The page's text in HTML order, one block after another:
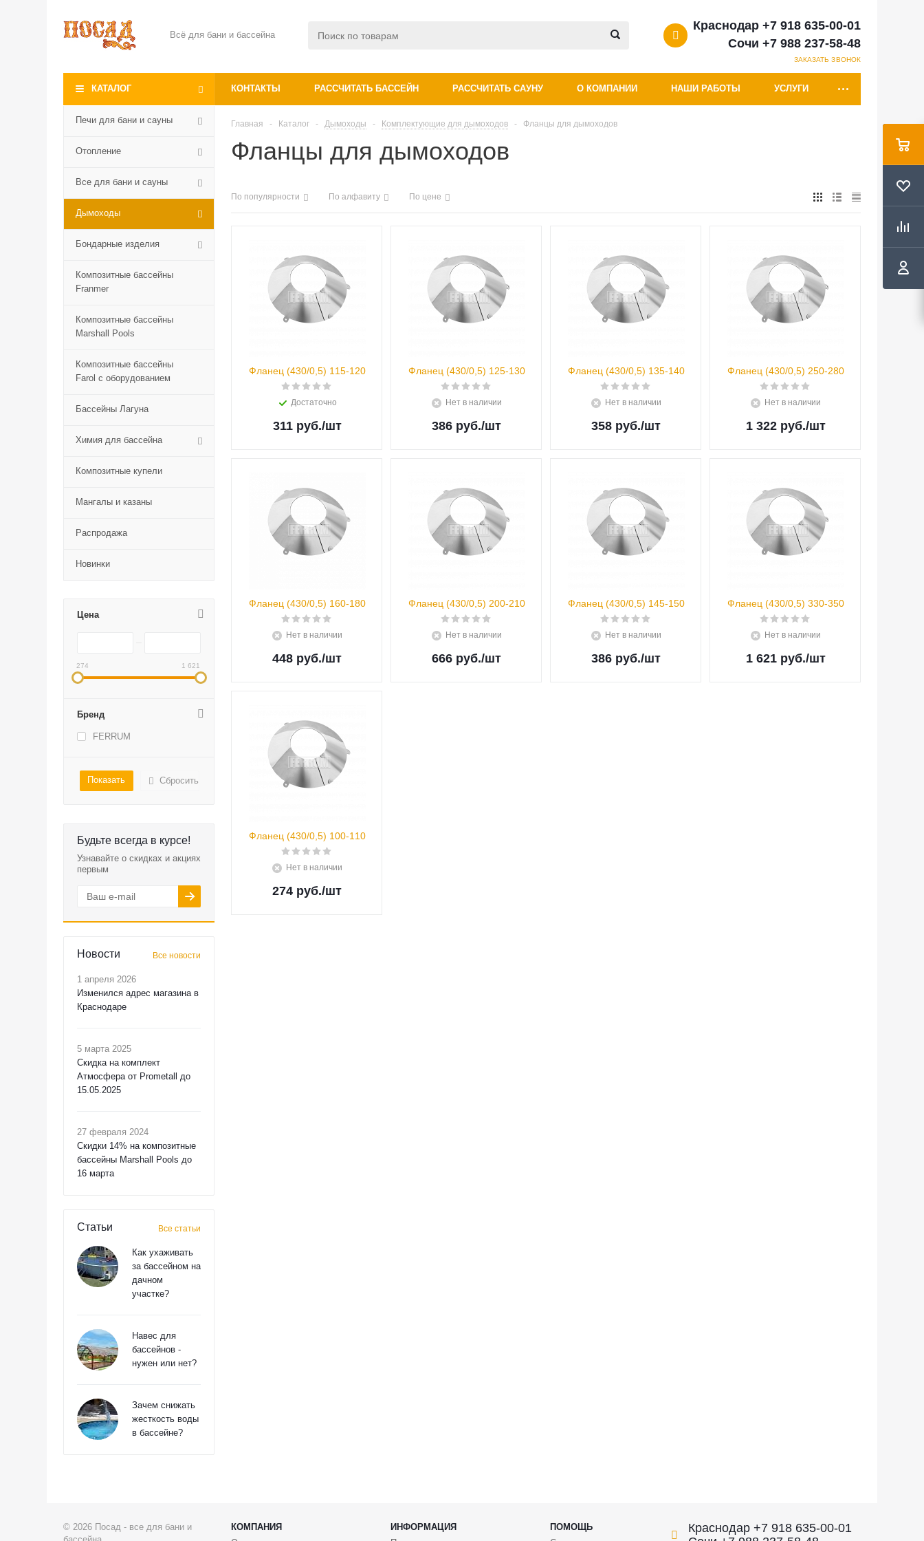
Всё для бани и бассейна
Краснодар +7 918 635-00-01
Сочи +7 988 237-58-48
ЗАКАЗАТЬ ЗВОНОК
КАТАЛОГ КОНТАКТЫ РАССЧИТАТЬ БАССЕЙН РАССЧИТАТЬ САУНУ О КОМПАНИИ НАШИ РАБОТЫ УСЛУГИ
Печи для бани и сауны
Отопление
Все для бани и сауны
Дымоходы
Бондарные изделия
Композитные бассейны
Franmer
Композитные бассейны
Marshall Pools
Композитные бассейны
Farol с оборудованием
Бассейны Лагуна
Химия для бассейна
Композитные купели
Мангалы и казаны
Распродажа
Новинки
Цена
274 1 621
Бренд
FERRUM
Сбросить
Будьте всегда в курсе!
Узнавайте о скидках и акциях
первым
Новости Все новости
1 апреля 2026
Изменился адрес магазина в
Краснодаре
5 марта 2025
Скидка на комплект
Атмосфера от Prometall до
15.05.2025
27 февраля 2024
Скидки 14% на композитные
бассейны Marshall Pools до
16 марта
Статьи Все статьи
Как ухаживать
за бассейном на
дачном
участке?
Навес для
бассейнов -
нужен или нет?
Зачем снижать
жесткость воды
в бассейне?
Главная - Каталог - Дымоходы - Комплектующие для дымоходов - Фланцы для дымоходов
Фланцы для дымоходов
По популярности По алфавиту По цене
Фланец (430/0,5) 115-120
Достаточно
311 руб./шт
Фланец (430/0,5) 125-130
Нет в наличии
386 руб./шт
Фланец (430/0,5) 135-140
Нет в наличии
358 руб./шт
Фланец (430/0,5) 250-280
Нет в наличии
1 322 руб./шт
Фланец (430/0,5) 160-180
Нет в наличии
448 руб./шт
Фланец (430/0,5) 200-210
Нет в наличии
666 руб./шт
Фланец (430/0,5) 145-150
Нет в наличии
386 руб./шт
Фланец (430/0,5) 330-350
Нет в наличии
1 621 руб./шт
Фланец (430/0,5) 100-110
Нет в наличии
274 руб./шт
© 2026 Посад - все для бани и
КОМПАНИЯ ИНФОРМАЦИЯ
ПОМОЩЬ
Краснодар +7 918 635-00-01